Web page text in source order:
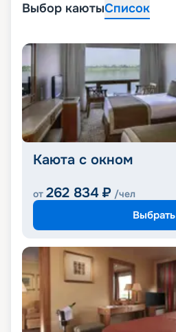
Выбор каютыСписок
Каюта с окном
от 262 834 ₽ /чел
Выбрать